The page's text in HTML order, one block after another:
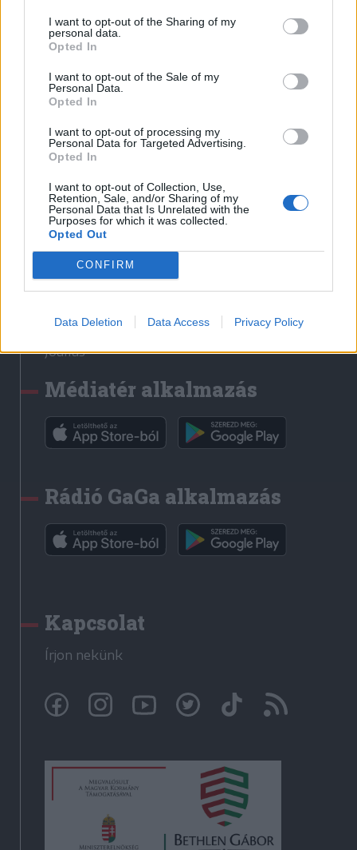
I want to opt-out of the Sharing of my
personal data.
Opted In
I want to opt-out of the Sale of my
Personal Data.
Opted In
I want to opt-out of processing my
Personal Data for Targeted Advertising.
Opted In
I want to opt-out of Collection, Use,
Retention, Sale, and/or Sharing of my
Personal Data that Is Unrelated with the
Purposes for which it was collected.
Opted Out
CONFIRM
Data Deletion Data Access Privacy Policy
Sütibeállítások
Médiatér
Liget
Krónika
Bihari Napló
Erdélyi Napló
Főtér
Rádió GaGa
Jóállás
Médiatér alkalmazás
Rádió GaGa alkalmazás
Kapcsolat
Írjon nekünk